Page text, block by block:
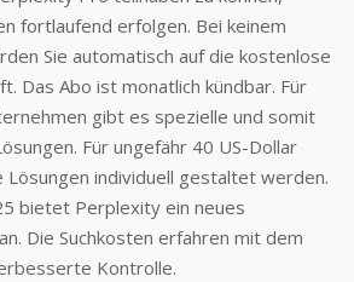
fortlaufend erfolgen. Bei keinem
Sie automatisch auf die kostenlose
Das Abo ist monatlich kündbar. Für
gibt es spezielle und somit
Für ungefähr 40 US-Dollar
Lösungen individuell gestaltet werden.
bietet Perplexity ein neues
Die Suchkosten erfahren mit dem
Kontrolle.